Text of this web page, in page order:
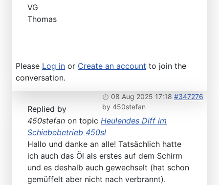
VG
Thomas
Please Log in or Create an account to join the
conversation.
08 Aug 2025 17:18 #347276
by 450stefan
Replied by
450stefan on topic Heulendes Diff im
Schiebebetrieb 450sl
Hallo und danke an alle! Tatsächlich hatte
ich auch das Öl als erstes auf dem Schirm
und es deshalb auch gewechselt (hat schon
gemüffelt aber nicht nach verbrannt).